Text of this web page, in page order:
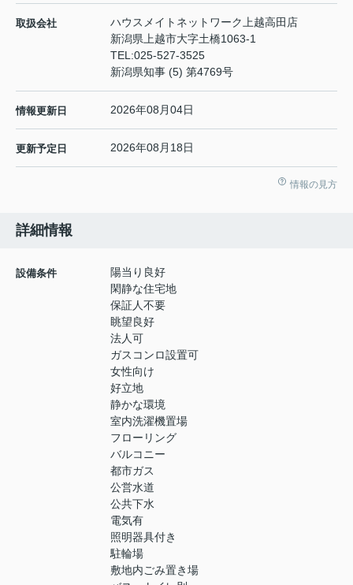
取扱会社
ハウスメイトネットワーク上越高田店
新潟県上越市大字土橋1063-1
TEL:025-527-3525
新潟県知事 (5) 第4769号
情報更新日 2026年08月04日
更新予定日 2026年08月18日
情報の見方
詳細情報
設備条件
陽当り良好
閑静な住宅地
保証人不要
眺望良好
法人可
ガスコンロ設置可
女性向け
好立地
静かな環境
室内洗濯機置場
フローリング
バルコニー
都市ガス
公営水道
公共下水
電気有
照明器具付き
駐輪場
敷地内ごみ置き場